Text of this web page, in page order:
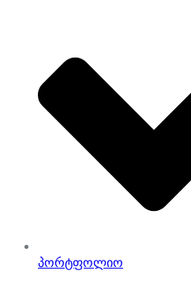
პორტფოლიო